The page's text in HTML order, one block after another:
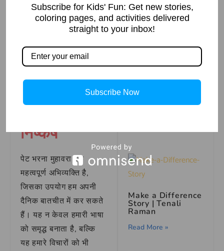
वाक्य प्रयोग – त्योहारों पर
लोग अक्सर अपने परिवार के
आनंद लेते हैं।
वाक्य प्रयोग – बच्चों को
देखकर ऐसा लगता है कि वे
निष्कर्ष
पेट भरना मुहावरा एक
महत्वपूर्ण अभिव्यक्ति है,
जिसका उपयोग हम अपनी
दैनिक बातचीत में कर सकते
हैं। यह न केवल हमारी भाषा
को समृद्ध बनाता है, बल्कि
यह हमारे विचारों को भी
कहानी
Read More »
The Clever Turtle:
A Panchatantra
Story of Survival
Make a Difference
Story | Tenali
Raman
Read More »
Subscribe for Kids' Fun: Get new stories,
coloring pages, and activities delivered
straight to your inbox!
Subscribe Now